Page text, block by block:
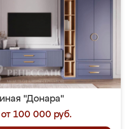
"Донара"
100 000 руб.